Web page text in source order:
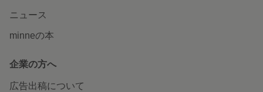
ニュース
minneの本
企業の方へ
広告出稿について